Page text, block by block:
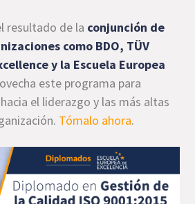
resultado de la conjunción de
como BDO, TÜV
y la Escuela Europea
este programa para
el liderazgo y las más altas
Tómalo ahora.